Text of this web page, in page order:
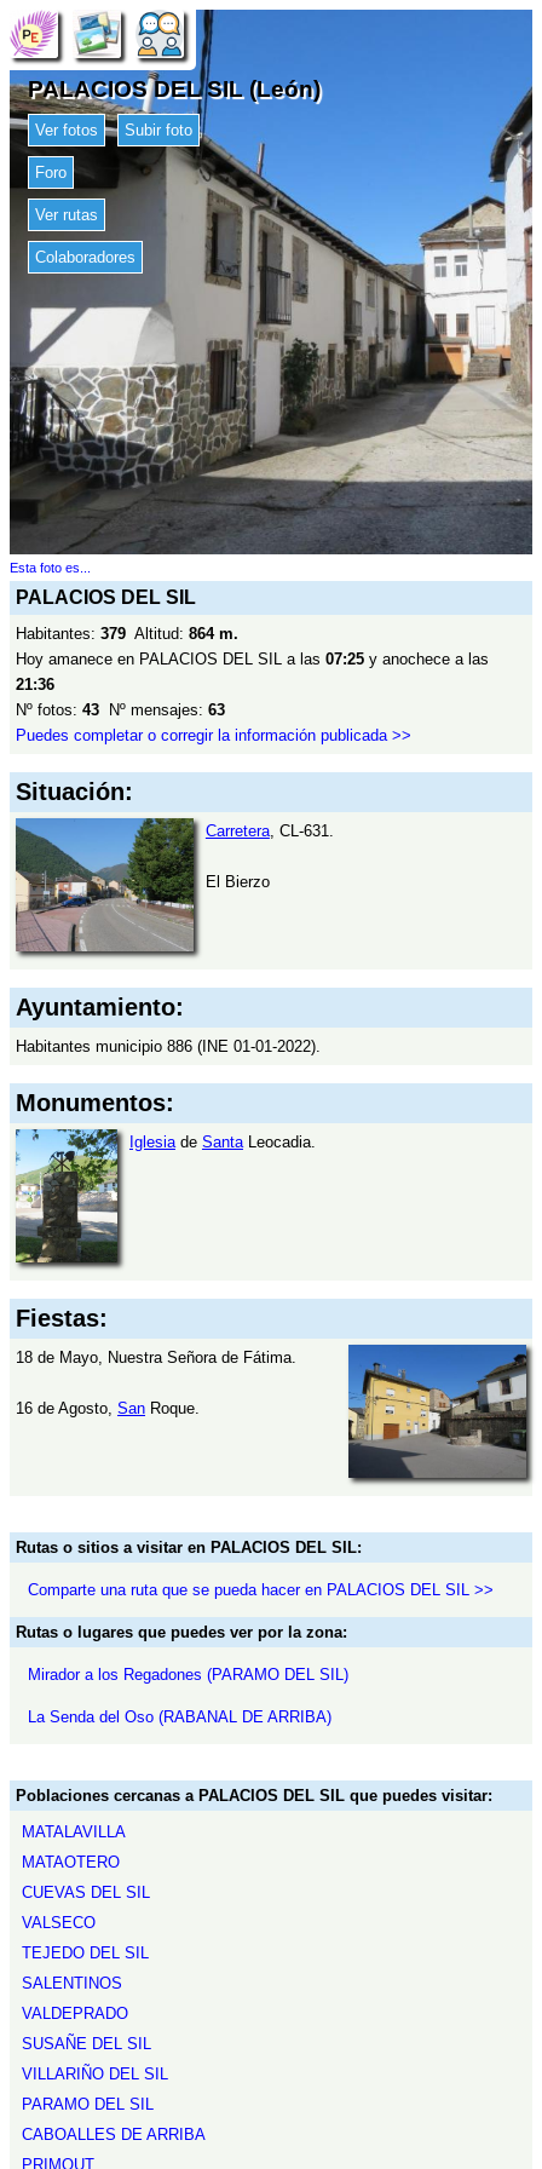
PALACIOS DEL SIL (León)
Ver fotos Subir foto
Foro
Ver rutas
Colaboradores
Esta foto es...
PALACIOS DEL SIL
Habitantes: 379 Altitud: 864 m.
Hoy amanece en PALACIOS DEL SIL a las 07:25 y anochece a las
21:36
Nº fotos: 43 Nº mensajes: 63
Puedes completar o corregir la información publicada >>
Situación:
Carretera, CL-631.
El Bierzo
Ayuntamiento:
Habitantes municipio 886 (INE 01-01-2022).
Monumentos:
Iglesiade SantaLeocadia.
Fiestas:
18 de Mayo, Nuestra Señora de Fátima.
16 de Agosto, San Roque.
Rutas o sitios a visitar en PALACIOS DEL SIL:
Comparte una ruta que se pueda hacer en PALACIOS DEL SIL >>
Rutas o lugares que puedes ver por la zona:
Mirador a los Regadones (PARAMO DEL SIL)
La Senda del Oso (RABANAL DE ARRIBA)
Poblaciones cercanas a PALACIOS DEL SIL que puedes visitar:
MATALAVILLA
MATAOTERO
CUEVAS DEL SIL
VALSECO
TEJEDO DEL SIL
SALENTINOS
VALDEPRADO
SUSAÑE DEL SIL
VILLARIÑO DEL SIL
PARAMO DEL SIL
CABOALLES DE ARRIBA
PRIMOUT